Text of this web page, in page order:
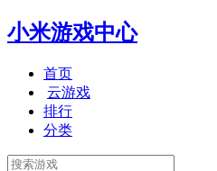
小米游戏中心
首页
云游戏
排行
分类